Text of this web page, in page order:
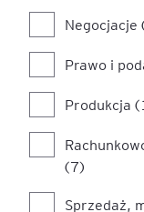
Negocjacje
Prawo i
Produkcja
(7)
Sprzedaż,